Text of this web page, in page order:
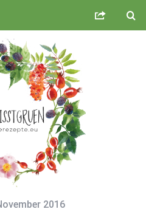
2016